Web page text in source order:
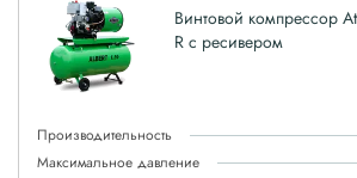
Винтовой компрессор
R с ресивером
Производительность
Максимальное давление